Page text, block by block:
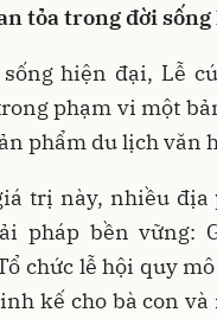
tỏa trong đời
hiện đại, Lễ
phạm vi một
phẩm du lịch văn
trị này, nhiều địa
pháp bền vững:
chức lễ hội quy
kế cho bà con